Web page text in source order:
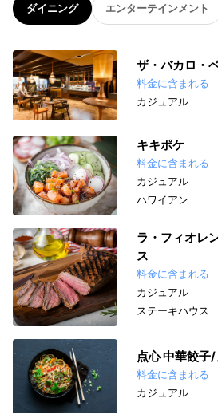
ダイニング エンターテインメント
ザ・バカロ・
料金に含まれる
カジュアル
キキポケ
料金に含まれる
カジュアル
ハワイアン
ラ・フィオレ
ス
料金に含まれる
カジュアル
ステーキハウス
点心 中華餃子
料金に含まれる
カジュアル